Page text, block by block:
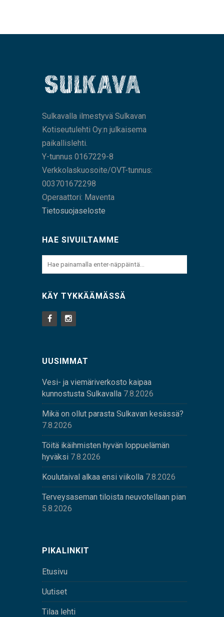
Sulkavalla ilmestyvä Sulkavan
Kotiseutulehti Oy:n julkaisema
paikallislehti.
Y-tunnus 0167229-8
Verkkolaskuosoite/OVT-tunnus:
003701672298
Operaattori: Maventa
Tietosuojaseloste
HAE SIVUILTAMME
KÄY TYKKÄÄMÄSSÄ
UUSIMMAT
Vesi- ja viemäriverkosto kaipaa
kunnostusta Sulkavalla 7.8.2026
Mikä on ollut parasta Sulkavan kesässä?
7.8.2026
Töitä ikäihmisten hyvän loppuelämän
hyväksi 7.8.2026
Koulutaival alkaa ensi viikolla 7.8.2026
Terveysaseman tiloista neuvotellaan pian
5.8.2026
PIKALINKIT
Etusivu
Uutiset
Tilaa lehti